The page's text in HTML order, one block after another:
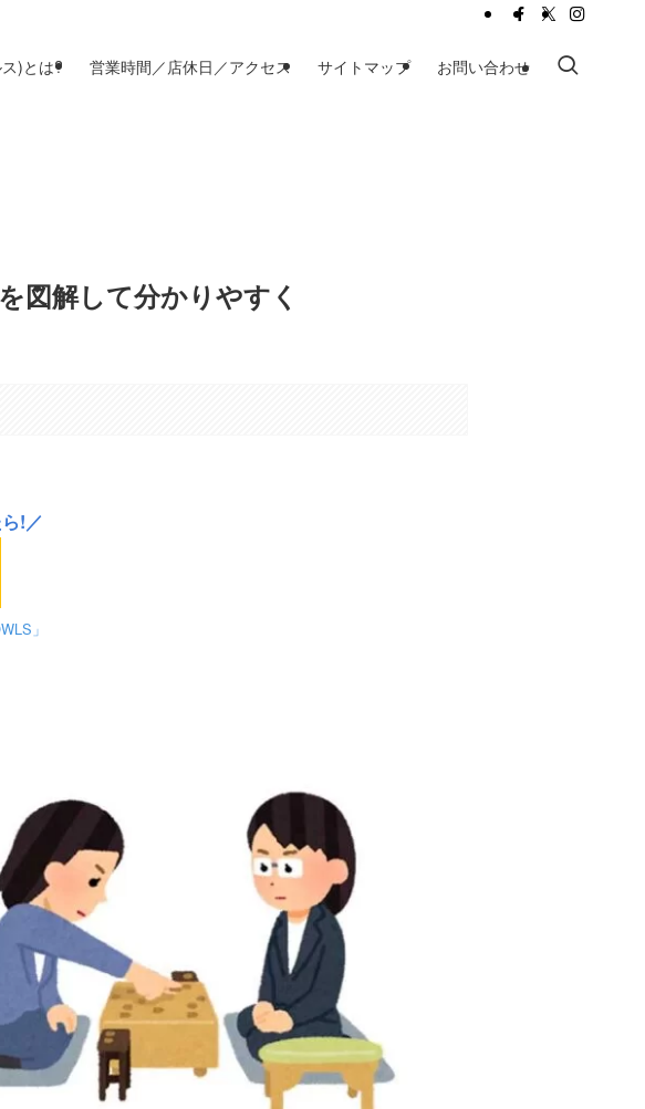
)とは? 営業時間／店休日／アクセス サイトマップ お問い合わせ
図解して分かりやすく
!／
」